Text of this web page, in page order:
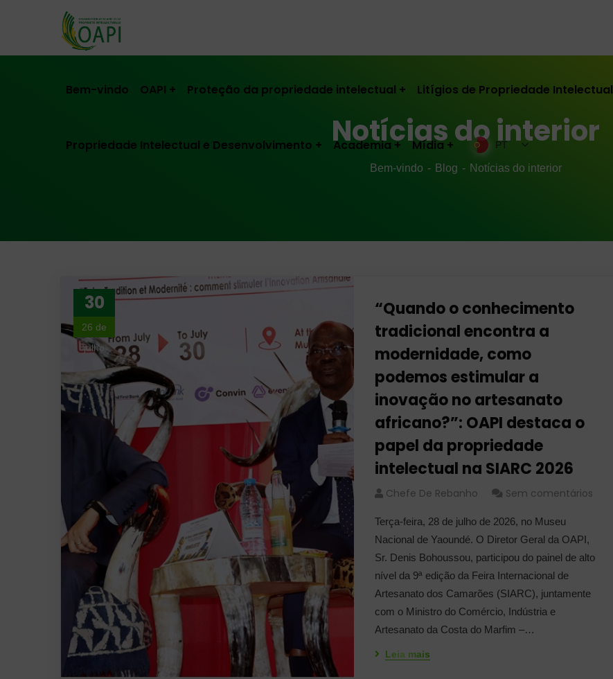
Bem-vindo OAPI Proteção da propriedade intelectual Litígios de Propriedade Intelectual
Propriedade Intelectual e Desenvolvimento Academia Mídia PT
Notícias do interior
Bem-vindo Blog Notícias do interior
30
26 de
julho
“Quando o conhecimento
tradicional encontra a
modernidade, como
podemos estimular a
inovação no artesanato
africano?”: OAPI destaca o
papel da propriedade
intelectual na SIARC 2026
Chefe De Rebanho Sem comentários
Terça-feira, 28 de julho de 2026, no Museu
Nacional de Yaoundé. O Diretor Geral da OAPI,
Sr. Denis Bohoussou, participou do painel de alto
nível da 9ª edição da Feira Internacional de
Artesanato dos Camarões (SIARC), juntamente
com o Ministro do Comércio, Indústria e
Artesanato da Costa do Marfim –…
Leia mais